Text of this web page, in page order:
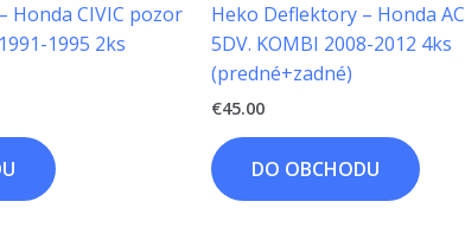
Honda CIVIC pozor
1995 2ks
Heko Deflektory – Honda
5DV. KOMBI 2008-2012 4ks
(predné+zadné)
€45.00
DO OBCHODU